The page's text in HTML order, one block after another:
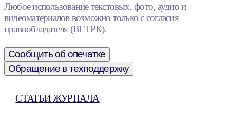
Любое использование текстовых, фото, аудио и
видеоматериалов возможно только с согласия
правообладателя (ВГТРК).
Сообщить об опечатке
Обращение в техподдержку
СТАТЬИ ЖУРНАЛА